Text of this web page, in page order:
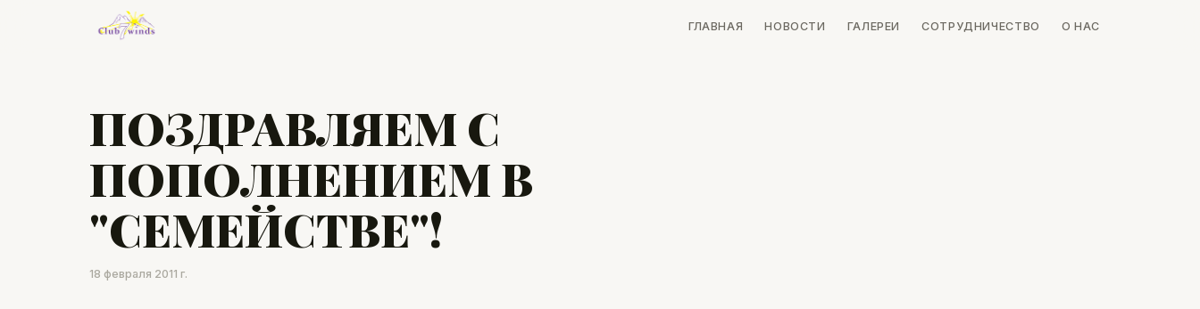
ГЛАВНАЯ НОВОСТИ ГАЛЕРЕИ СОТРУДНИЧЕСТВО О НАС
ПОЗДРАВЛЯЕМ С
ПОПОЛНЕНИЕМ В
"СЕМЕЙСТВЕ"!
18 февраля 2011 г.